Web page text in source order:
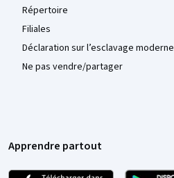
Répertoire
Filiales
Déclaration sur l’esclavage moderne
Ne pas vendre/partager
Apprendre partout